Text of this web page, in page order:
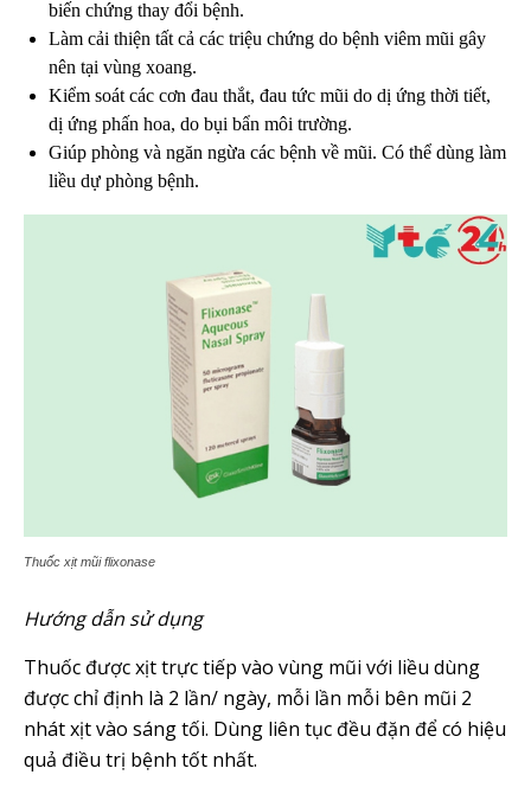
biến chứng thay đổi bệnh.
Làm cải thiện tất cả các triệu chứng do bệnh viêm mũi gây
nên tại vùng xoang.
Kiểm soát các cơn đau thắt, đau tức mũi do dị ứng thời tiết,
dị ứng phấn hoa, do bụi bẩn môi trường.
Giúp phòng và ngăn ngừa các bệnh về mũi. Có thể dùng làm
liều dự phòng bệnh.
Thuốc xịt mũi flixonase
Hướng dẫn sử dụng
Thuốc được xịt trực tiếp vào vùng mũi với liều dùng
được chỉ định là 2 lần/ ngày, mỗi lần mỗi bên mũi 2
nhát xịt vào sáng tối. Dùng liên tục đều đặn để có hiệu
quả điều trị bệnh tốt nhất.